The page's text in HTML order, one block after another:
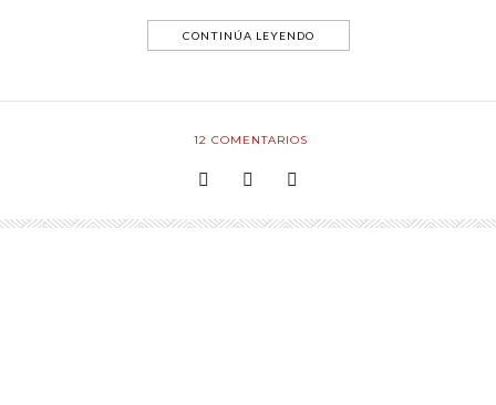
CONTINÚA LEYENDO
12 COMENTARIOS